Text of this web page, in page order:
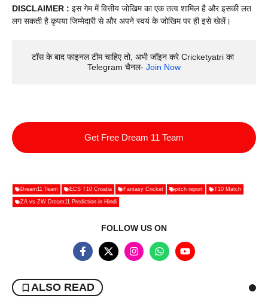
DISCLAIMER : इस गेम में वित्तीय जोखिम का एक तत्व शामिल है और इसकी लत
लग सकती है कृपया जिम्मेदारी से और अपने स्वयं के जोखिम पर ही इसे खेलें।
टॉस के बाद फाइनल टीम चाहिए तो, अभी जॉइन करे Cricketyatri का
Telegram चैनल- Join Now
Get Free Dream 11 Team
Dream11 Team ECS T10 Croatia Fantasy Cricket pitch report T10 Match
ZA vs ZW Dream11 Prediction in Hindi
FOLLOW US ON
ALSO READ